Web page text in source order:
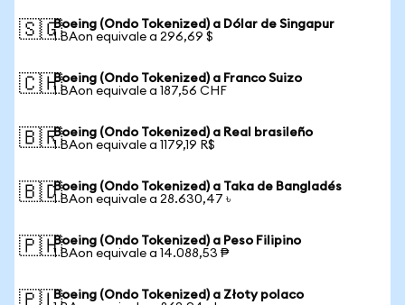
🇸🇬Boeing (Ondo Tokenized) a Dólar de Singapur
1 BAon equivale a 296,69 $
🇨🇭Boeing (Ondo Tokenized) a Franco Suizo
1 BAon equivale a 187,56 CHF
🇧🇷Boeing (Ondo Tokenized) a Real brasileño
1 BAon equivale a 1179,19 R$
🇧🇩Boeing (Ondo Tokenized) a Taka de Bangladés
1 BAon equivale a 28.630,47 ৳
🇵🇭Boeing (Ondo Tokenized) a Peso Filipino
1 BAon equivale a 14.088,53 ₱
Boeing (Ondo Tokenized) a Złoty polaco